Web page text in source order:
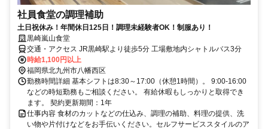
社員食堂の調理補助
土日祝休み！年間休日125日！調理未経験者OK！制服あり！
黒崎嵐山食堂
交通・アクセス JR黒崎駅より徒歩5分 工場敷地内シャトルバス3分
時給1,100円以上
福岡県北九州市八幡西区
勤務時間詳細 基本シフトは8:30～17:00（休憩1時間）。 9:00-16:00
などの時短勤務もご相談ください。 有給休暇もしっかりと取得でき
ます。 契約更新期間：1年
仕事内容 食材のカットなどの仕込み、調理の補助、料理の提供、洗
い物や片付けなどをお手伝いください。セルフサービススタイルのア